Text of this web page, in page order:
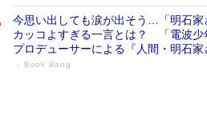
今思い出しても涙が出そう…「明石家
カッコよすぎる一言とは？ 「電波少
プロデューサーによる『人間・明石
Book Bang